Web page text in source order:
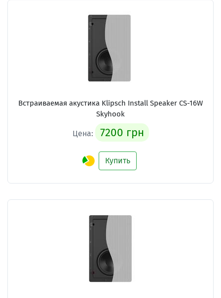
Встраиваемая акустика Klipsch Install Speaker CS-16W
Skyhook
Цена: 7200 грн
Купить